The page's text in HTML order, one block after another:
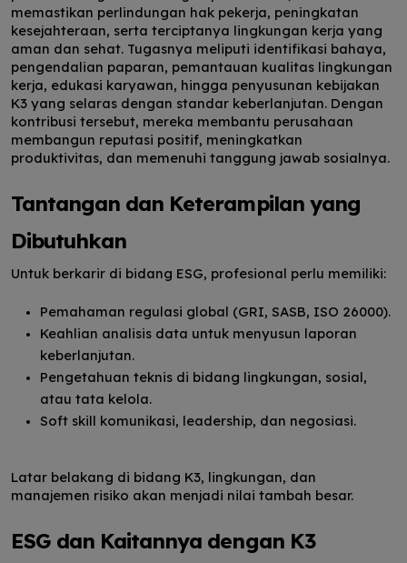
memastikan perlindungan hak pekerja, peningkatan
kesejahteraan, serta terciptanya lingkungan kerja yang
aman dan sehat. Tugasnya meliputi identifikasi bahaya,
pengendalian paparan, pemantauan kualitas lingkungan
kerja, edukasi karyawan, hingga penyusunan kebijakan
K3 yang selaras dengan standar keberlanjutan. Dengan
kontribusi tersebut, mereka membantu perusahaan
membangun reputasi positif, meningkatkan
produktivitas, dan memenuhi tanggung jawab sosialnya.
Tantangan dan Keterampilan yang
Dibutuhkan
Untuk berkarir di bidang ESG, profesional perlu memiliki:
Pemahaman regulasi global (GRI, SASB, ISO 26000).
Keahlian analisis data untuk menyusun laporan
keberlanjutan.
Pengetahuan teknis di bidang lingkungan, sosial,
atau tata kelola.
Soft skill komunikasi, leadership, dan negosiasi.
Latar belakang di bidang K3, lingkungan, dan
manajemen risiko akan menjadi nilai tambah besar.
ESG dan Kaitannya dengan K3